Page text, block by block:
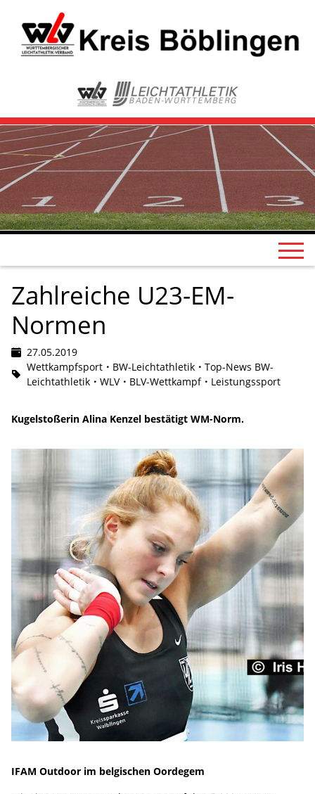
Zahlreiche U23-EM-
Normen
27.05.2019
Wettkampfsport
BW-Leichtathletik
Top-News BW-
Leichtathletik
WLV BLV-Wettkampf Leistungssport
Kugelstoßerin Alina Kenzel bestätigt WM-Norm.
IFAM Outdoor im belgischen Oordegem